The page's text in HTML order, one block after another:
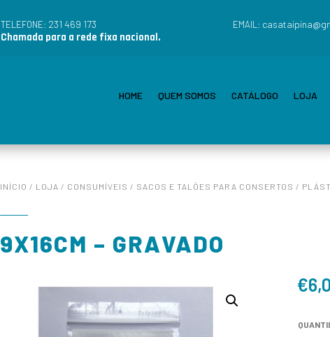
TELEFONE: 231 469 173
Chamada para a rede fixa nacional.
EMAIL:
HOME QUEM SOMOS CATÁLOGO LOJA
INÍCIO / LOJA / CONSUMÍVEIS / SACOS E TALÕES PARA CONSERTOS /
9X16CM – GRAVADO
€